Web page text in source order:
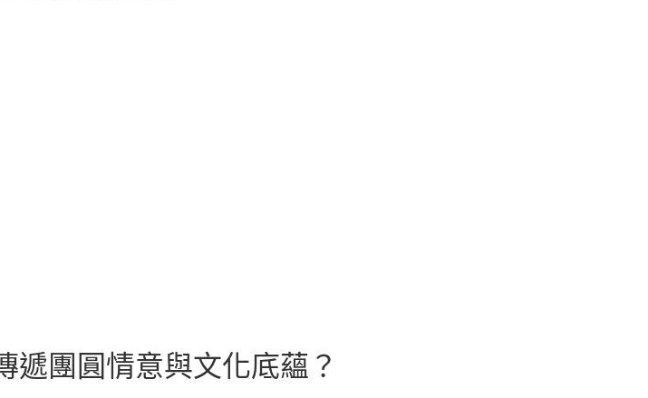
遞團圓情意與文化底蘊？